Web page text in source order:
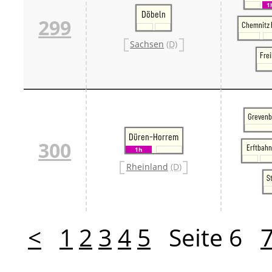
299
Döbeln
Sachsen (D)
Chemnitz
300
Düren-Horrem
1h
Rheinland (D)
Erftbahn
< 1 2 3 4 5 Seite 6